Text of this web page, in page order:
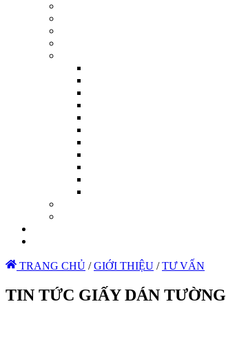
TRANG CHỦ / GIỚI THIỆU / TƯ VẤN
TIN TỨC GIẤY DÁN TƯỜNG